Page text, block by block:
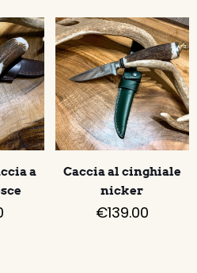
a
Caccia al cinghiale
nicker
€139.00